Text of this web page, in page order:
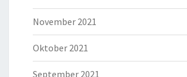
November 2021
Oktober 2021
September 2021